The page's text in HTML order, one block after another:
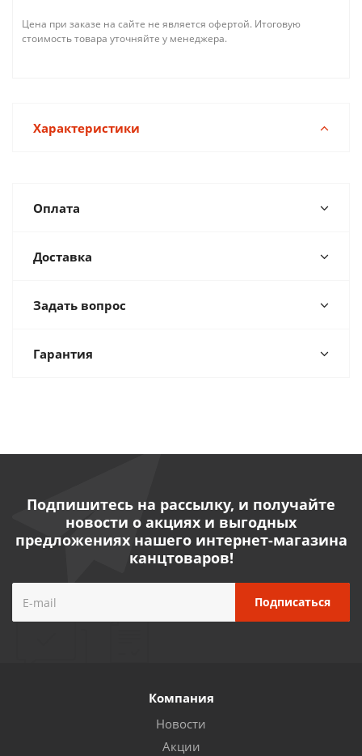
Цена при заказе на сайте не является офертой. Итоговую
стоимость товара уточняйте у менеджера.
Характеристики
Оплата
Доставка
Задать вопрос
Гарантия
Подпишитесь на рассылку, и получайте
новости о акциях и выгодных
предложениях нашего интернет-магазина
канцтоваров!
Компания
Новости
Акции